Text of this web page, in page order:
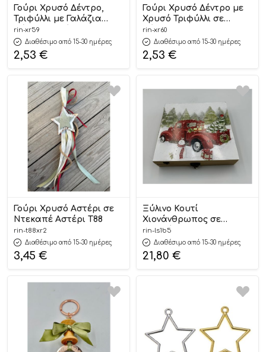
Γούρι Χρυσό Δέντρο,
Τριφύλλι με Γαλάζια
Πέτρα σε Βότσαλο ΧΡ59
(7×5,5εκ)
rin-xr59
Διαθέσιμο από 15-30 ημέρες
2,53 €
Γούρι Χρυσό Δέντρο με
Χρυσό Τριφύλλι σε
Βότσαλο ΧΡ60 (7×5,5εκ)
rin-xr60
Διαθέσιμο από 15-30 ημέρες
2,53 €
Γούρι Χρυσό Αστέρι σε
Ντεκαπέ Αστέρι Τ88
rin-t88xr2
Διαθέσιμο από 15-30 ημέρες
3,45 €
Ξύλινο Κουτί
Χιονάνθρωπος σε
Αυτοκίνητο ΛΣ1Β5
(5,5x22x20εκ)
rin-ls1b5
Διαθέσιμο από 15-30 ημέρες
21,80 €